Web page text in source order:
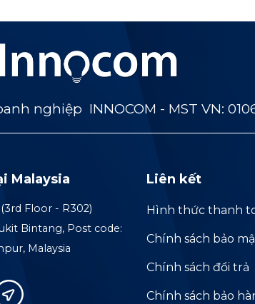
nghiệp INNOCOM - MST VN:
Malaysia
(3rd Floor - R302)
Bintang, Post code:
Malaysia
Liên kết
Hình thức thanh
Chính sách bảo
Chính sách đổi trả
Chính sách bảo